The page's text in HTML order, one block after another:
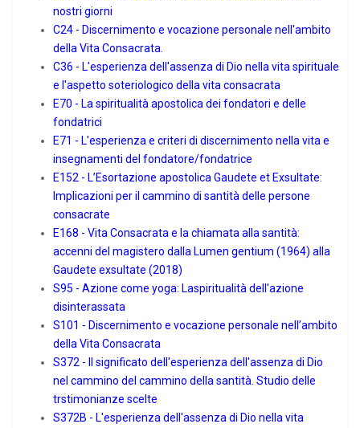
nostri giorni
C24 - Discernimento e vocazione personale nell'ambito
della Vita Consacrata.
C36 - L'esperienza dell'assenza di Dio nella vita spirituale
e l'aspetto soteriologico della vita consacrata
E70 - La spiritualità apostolica dei fondatori e delle
fondatrici
E71 - L′esperienza e criteri di discernimento nella vita e
insegnamenti del fondatore/fondatrice
E152 - L’Esortazione apostolica Gaudete et Exsultate:
Implicazioni per il cammino di santità delle persone
consacrate
E168 - Vita Consacrata e la chiamata alla santità:
accenni del magistero dalla Lumen gentium (1964) alla
Gaudete exsultate (2018)
S95 - Azione come yoga: Laspiritualità dell′azione
disinterassata
S101 - Discernimento e vocazione personale nell’ambito
della Vita Consacrata
S372 - Il significato dell'esperienza dell'assenza di Dio
nel cammino del cammino della santità. Studio delle
trstimonianze scelte
S372B - L'esperienza dell'assenza di Dio nella vita